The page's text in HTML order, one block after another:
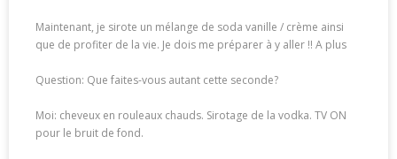
Maintenant, je sirote un mélange de soda vanille / crème ainsi
que de profiter de la vie. Je dois me préparer à y aller !! A plus
Question: Que faites-vous autant cette seconde?
Moi: cheveux en rouleaux chauds. Sirotage de la vodka. TV ON
pour le bruit de fond.